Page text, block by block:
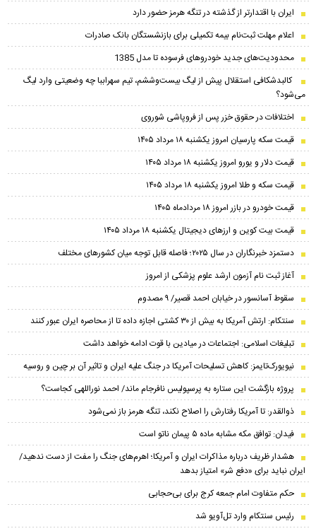
ایران با اقتدارتر از گذشته در تنگه هرمز حضور دارد
اعلام مهلت ثبت‌نام بیمه تکمیلی برای بازنشستگان بانک صادرات
محدودیت‌های جدید خودروهای فرسوده تا مدل 1385
کالبدشکافی استقلال پیش از لیگ بیست‌و‌ششم، تیم سهراببا چه وضعیتی وارد لیگ
می‌شود؟
اختلافات در حقوق خزر پس از فروپاشی شوروی
قیمت سکه پارسیان امروز یکشنبه ۱۸ مرداد ۱۴۰۵
قیمت دلار و یورو امروز یکشنبه ۱۸ مرداد ۱۴۰۵
قیمت سکه و طلا امروز یکشنبه ۱۸ مرداد ۱۴۰۵
قیمت خودرو در بازر امروز ۱۸ مردادماه ۱۴۰۵
قیمت بیت کوین و ارز‌های دیجیتال یکشنبه ۱۸ مرداد ۱۴۰۵
دستمزد خبرنگاران در سال ۲۰۲۵؛ فاصله قابل توجه میان کشورهای مختلف
آغاز ثبت نام آزمون ارشد علوم پزشکی از امروز
سقوط آسانسور در خیابان احمد قصیر/ ۹ مصدوم
سنتکام: ارتش آمریکا به بیش از ۳۰ کشتی اجازه داده تا از محاصره ایران عبور کنند
تبلیغات اسلامی: اجتماعات در میادین با قوت ادامه خواهد داشت
نیویورک‌تایمز: کاهش تسلیحات آمریکا در جنگ علیه ایران و تاثیر آن بر چین و روسیه
پروژه بازگشت این ستاره به پرسپولیس نافرجام ماند/ احمد نوراللهی کجاست؟
ذوالقدر: تا آمریکا رفتارش را اصلاح نکند، تنگه هرمز باز نمی‌شود
فیدان: توافق مکه مشابه ماده ۵ پیمان ناتو است
هشدار ظریف درباره مذاکرات ایران و آمریکا؛ اهرم‌های جنگ را مفت از دست ندهید/
ایران نباید برای «دفع شر» امتیاز بدهد
حکم متفاوت امام جمعه کرج برای بی‌حجابی
رئیس سنتکام وارد تل‌آویو شد